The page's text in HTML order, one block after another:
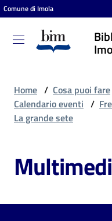
Vai al contenuto
Vai alla navigazione
Vai al footer
Comune di Imola
Biblioteca
comunale
Cosa
fare
Home / Cosa puoi fare
Calendario eventi /
La grande sete